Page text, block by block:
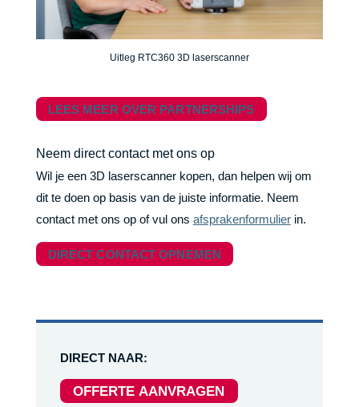
Uitleg RTC360 3D laserscanner
LEES MEER OVER PARTNERSHIPS
Neem direct contact met ons op
Wil je een 3D laserscanner kopen, dan helpen wij om
dit te doen op basis van de juiste informatie. Neem
contact met ons op of vul ons afsprakenformulierin.
DIRECT CONTACT OPNEMEN
DIRECT NAAR:
OFFERTE AANVRAGEN